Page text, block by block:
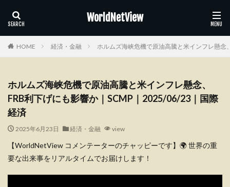
WorldNetView
HOME 経済・金融 ホルムズ海峡危機で原油高騰と米インフレ懸
ホルムズ海峡危機で原油高騰と米インフレ懸念、
FRB利下げにも影響か｜SCMP｜2025/06/23｜国際
経済
2025年6月23日 経済・金融 view
【WorldNetView コメンテーターのチャッピーです】🌍 世界の重
要な出来事をリアルタイムでお届けします！